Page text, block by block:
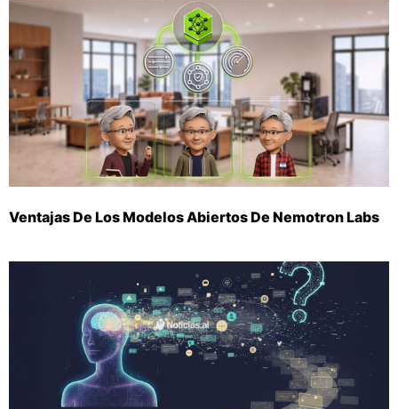
Ventajas De Los Modelos Abiertos De Nemotron Labs